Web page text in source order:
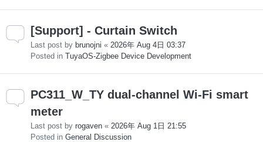
[Support] - Curtain Switch
Last post by brunojni « 2026年 Aug 4日 03:37
Posted in TuyaOS-Zigbee Device Development
PC311_W_TY dual-channel Wi-Fi smart
meter
Last post by rogaven « 2026年 Aug 1日 21:55
Posted in General Discussion